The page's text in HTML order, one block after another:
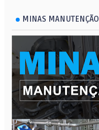
MINAS MANUTENÇÃO